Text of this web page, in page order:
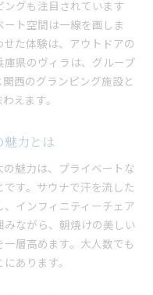
グも注目されています
ト空間は一線を画しま
た体験は、アウトドアの
県のヴィラは、グループ
西のグランピング施設と
えます。
魅力とは
魅力は、プライベートな
す。サウナで汗を流した
インフィニティーチェア
ながら、朝焼けの美しい
層高めます。大人数でも
あります。